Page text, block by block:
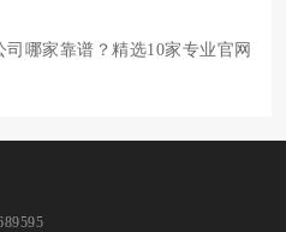
司哪家靠谱？精选10家专业官网